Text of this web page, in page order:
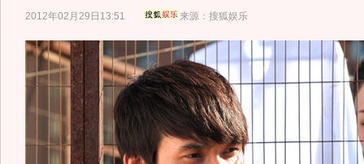
2012年02月29日13:51 来源：搜狐娱乐